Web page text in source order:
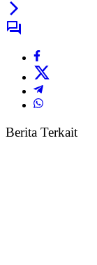
Berita Terkait